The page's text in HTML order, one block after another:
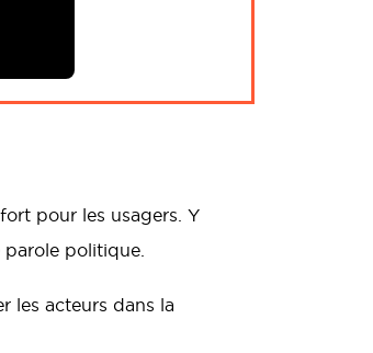
pour les usagers. Y
politique.
les acteurs dans la